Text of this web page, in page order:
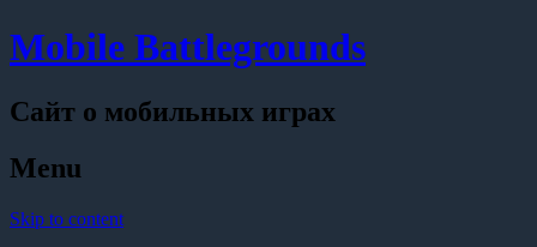
Mobile Battlegrounds
Сайт о мобильных играх
Menu
Skip to content